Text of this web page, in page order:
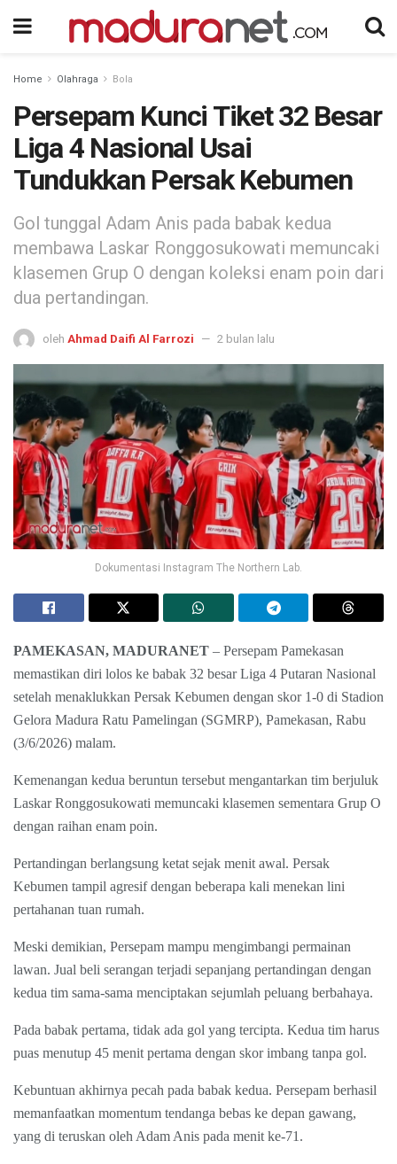
Home Olahraga Bola
Persepam Kunci Tiket 32 Besar
Liga 4 Nasional Usai
Tundukkan Persak Kebumen
Gol tunggal Adam Anis pada babak kedua
membawa Laskar Ronggosukowati memuncaki
klasemen Grup O dengan koleksi enam poin dari
dua pertandingan.
oleh Ahmad Daifi Al Farrozi 2 bulan lalu
Dokumentasi Instagram The Northern Lab.
PAMEKASAN, MADURANET – Persepam Pamekasan
memastikan diri lolos ke babak 32 besar Liga 4 Putaran Nasional
setelah menaklukkan Persak Kebumen dengan skor 1-0 di Stadion
Gelora Madura Ratu Pamelingan (SGMRP), Pamekasan, Rabu
(3/6/2026) malam.
Kemenangan kedua beruntun tersebut mengantarkan tim berjuluk
Laskar Ronggosukowati memuncaki klasemen sementara Grup O
dengan raihan enam poin.
Pertandingan berlangsung ketat sejak menit awal. Persak
Kebumen tampil agresif dengan beberapa kali menekan lini
pertahanan tuan rumah.
Meski demikian, Persepam mampu mengimbangi permainan
lawan. Jual beli serangan terjadi sepanjang pertandingan dengan
kedua tim sama-sama menciptakan sejumlah peluang berbahaya.
Pada babak pertama, tidak ada gol yang tercipta. Kedua tim harus
puas menutup 45 menit pertama dengan skor imbang tanpa gol.
Kebuntuan akhirnya pecah pada babak kedua. Persepam berhasil
memanfaatkan momentum tendanga bebas ke depan gawang,
yang di teruskan oleh Adam Anis pada menit ke-71.